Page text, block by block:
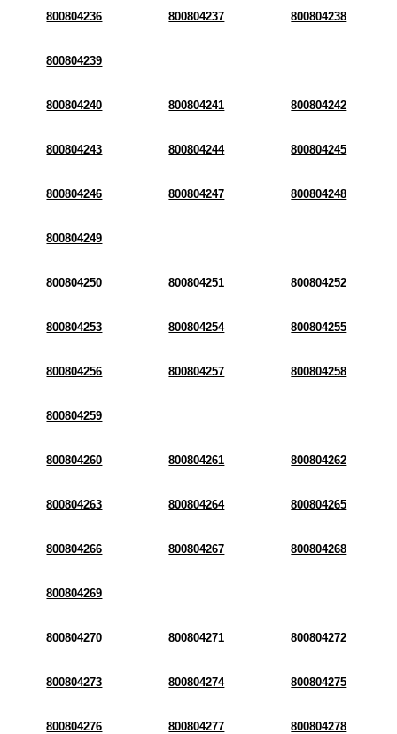
800804236 800804237 800804238
800804239
800804240 800804241 800804242
800804243 800804244 800804245
800804246 800804247 800804248
800804249
800804250 800804251 800804252
800804253 800804254 800804255
800804256 800804257 800804258
800804259
800804260 800804261 800804262
800804263 800804264 800804265
800804266 800804267 800804268
800804269
800804270 800804271 800804272
800804273 800804274 800804275
800804276 800804277 800804278